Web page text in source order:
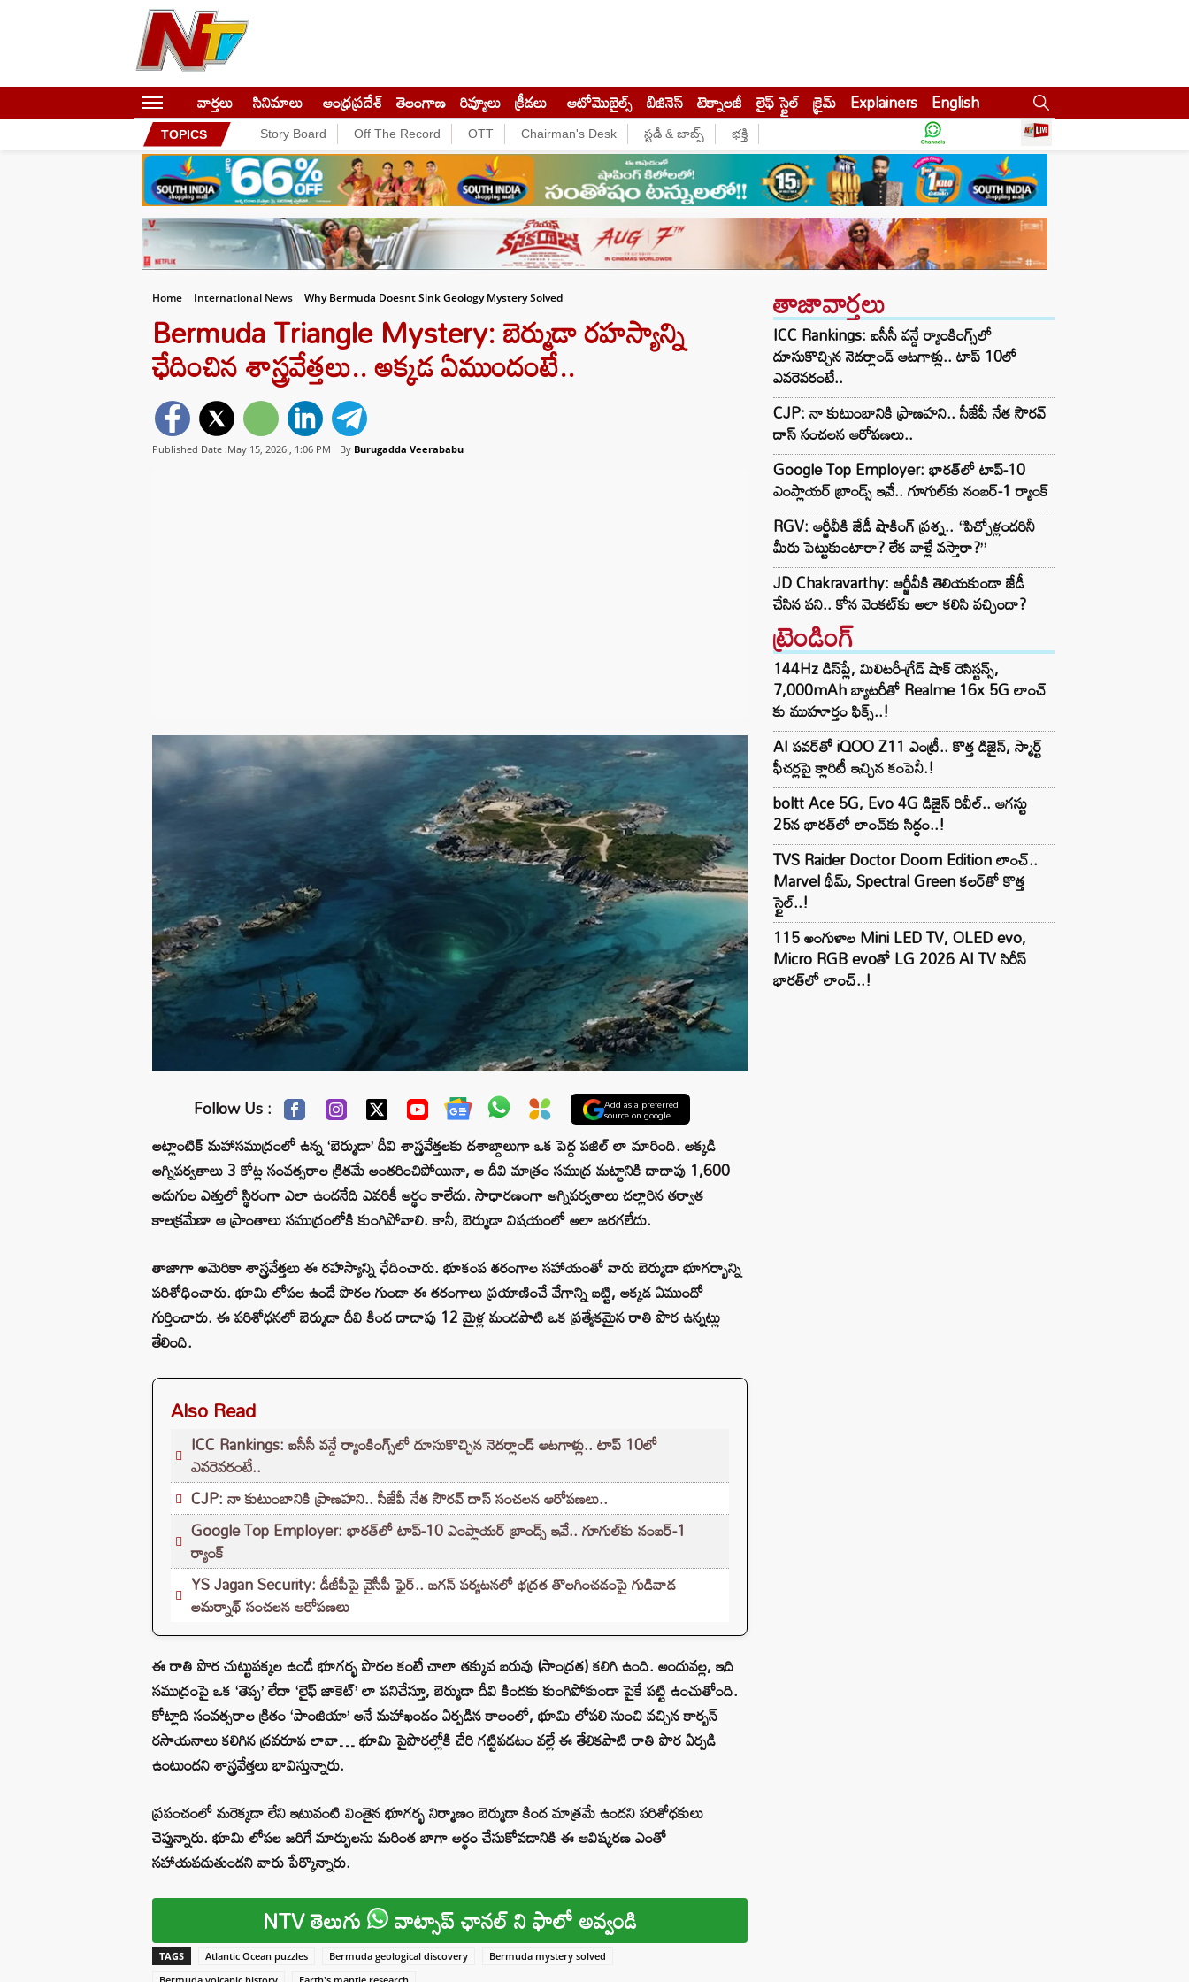
వార్తలు సినిమాలు ఆంధ్రప్రదేశ్ తెలంగాణ రివ్యూలు క్రీడలు ఆటోమొబైల్స్ బిజినెస్‌ టెక్నాలజీ లైఫ్ స్టైల్ క్రైమ్ Explainers English
TOPICS Story Board Off The Record OTT Chairman's Desk స్టడీ & జాబ్స్ భక్తి
Home International News Why Bermuda Doesnt Sink Geology Mystery Solved
Bermuda Triangle Mystery: బెర్ముడా రహస్యాన్ని
ఛేదించిన శాస్త్రవేత్తలు.. అక్కడ ఏముందంటే..
Published Date :May 15, 2026 , 1:06 PM By Burugadda Veerababu
Follow Us : Add as a preferred
source on google
అట్లాంటిక్ మహాసముద్రంలో ఉన్న ‘బెర్ముడా’ దీవి శాస్త్రవేత్తలకు దశాబ్దాలుగా ఒక పెద్ద పజిల్ లా మారింది. అక్కడి
అగ్నిపర్వతాలు 3 కోట్ల సంవత్సరాల క్రితమే అంతరించిపోయినా, ఆ దీవి మాత్రం సముద్ర మట్టానికి దాదాపు 1,600
అడుగుల ఎత్తులో స్థిరంగా ఎలా ఉందనేది ఎవరికీ అర్థం కాలేదు. సాధారణంగా అగ్నిపర్వతాలు చల్లారిన తర్వాత
కాలక్రమేణా ఆ ప్రాంతాలు సముద్రంలోకి కుంగిపోవాలి. కానీ, బెర్ముడా విషయంలో అలా జరగలేదు.
తాజాగా అమెరికా శాస్త్రవేత్తలు ఈ రహస్యాన్ని ఛేదించారు. భూకంప తరంగాల సహాయంతో వారు బెర్ముడా భూగర్భాన్ని
పరిశోధించారు. భూమి లోపల ఉండే పొరల గుండా ఈ తరంగాలు ప్రయాణించే వేగాన్ని బట్టి, అక్కడ ఏముందో
గుర్తించారు. ఈ పరిశోధనలో బెర్ముడా దీవి కింద దాదాపు 12 మైళ్ల మందపాటి ఒక ప్రత్యేకమైన రాతి పొర ఉన్నట్లు
తేలింది.
Also Read
ICC Rankings: ఐసీసీ వన్డే ర్యాంకింగ్స్‌లో దూసుకొచ్చిన నెదర్లాండ్ ఆటగాళ్లు.. టాప్ 10లో
ఎవరెవరంటే..
CJP: నా కుటుంబానికి ప్రాణహని.. సీజేపీ నేత సౌరవ్ దాస్ సంచలన ఆరోపణలు..
Google Top Employer: భారత్‌లో టాప్-10 ఎంప్లాయర్ బ్రాండ్స్ ఇవే.. గూగుల్‌కు నంబర్-1
ర్యాంక్
YS Jagan Security: డీజీపీపై వైసీపీ ఫైర్.. జగన్ పర్యటనలో భద్రత తొలగించడంపై గుడివాడ
అమర్నాథ్ సంచలన ఆరోపణలు
ఈ రాతి పొర చుట్టుపక్కల ఉండే భూగర్భ పొరల కంటే చాలా తక్కువ బరువు (సాంద్రత) కలిగి ఉంది. అందువల్ల, ఇది
సముద్రంపై ఒక ‘తెప్ప’ లేదా ‘లైఫ్ జాకెట్’ లా పనిచేస్తూ, బెర్ముడా దీవి కిందకు కుంగిపోకుండా పైకే పట్టి ఉంచుతోంది.
కోట్లాది సంవత్సరాల క్రితం ‘పాంజియా’ అనే మహాఖండం ఏర్పడిన కాలంలో, భూమి లోపలి నుంచి వచ్చిన కార్బన్
రసాయనాలు కలిగిన ద్రవరూప లావా… భూమి పైపొరల్లోకి చేరి గట్టిపడటం వల్లే ఈ తేలికపాటి రాతి పొర ఏర్పడి
ఉంటుందని శాస్త్రవేత్తలు భావిస్తున్నారు.
ప్రపంచంలో మరెక్కడా లేని ఇటువంటి వింతైన భూగర్భ నిర్మాణం బెర్ముడా కింద మాత్రమే ఉందని పరిశోధకులు
చెప్తున్నారు. భూమి లోపల జరిగే మార్పులను మరింత బాగా అర్థం చేసుకోవడానికి ఈ ఆవిష్కరణ ఎంతో
సహాయపడుతుందని వారు పేర్కొన్నారు.
NTV తెలుగు వాట్సాప్ ఛానల్ ని ఫాలో అవ్వండి
TAGS Atlantic Ocean puzzles Bermuda geological discovery
Bermuda mystery solved
తాజావార్తలు
ICC Rankings: ఐసీసీ వన్డే ర్యాంకింగ్స్‌లో
దూసుకొచ్చిన నెదర్లాండ్ ఆటగాళ్లు.. టాప్ 10లో
ఎవరెవరంటే..
CJP: నా కుటుంబానికి ప్రాణహని.. సీజేపీ నేత సౌరవ్
దాస్ సంచలన ఆరోపణలు..
Google Top Employer: భారత్‌లో టాప్-10
ఎంప్లాయర్ బ్రాండ్స్ ఇవే.. గూగుల్‌కు నంబర్-1 ర్యాంక్
RGV: ఆర్జీవీకి జేడీ షాకింగ్ ప్రశ్న.. “పిచ్చోళ్లందరినీ
మీరు పెట్టుకుంటారా? లేక వాళ్లే వస్తారా?”
JD Chakravarthy: ఆర్జీవీకి తెలియకుండా జేడీ
చేసిన పని.. కోన వెంకట్‌కు అలా కలిసి వచ్చిందా?
ట్రెండింగ్‌
144Hz డిస్‌ప్లే, మిలిటరీ-గ్రేడ్ షాక్ రెసిస్టన్స్,
7,000mAh బ్యాటరీతో Realme 16x 5G లాంచ్
కు ముహూర్తం ఫిక్స్..!
AI పవర్‌తో iQOO Z11 ఎంట్రీ.. కొత్త డిజైన్, స్మార్ట్
ఫీచర్లపై క్లారిటీ ఇచ్చిన కంపెనీ.!
boltt Ace 5G, Evo 4G డిజైన్ రివీల్.. ఆగస్టు
25న భారత్‌లో లాంచ్‌కు సిద్ధం..!
TVS Raider Doctor Doom Edition లాంచ్..
Marvel థీమ్, Spectral Green కలర్‌తో కొత్త
స్టైల్..!
115 అంగుళాల Mini LED TV, OLED evo,
Micro RGB evoతో LG 2026 AI TV సిరీస్
భారత్‌లో లాంచ్..!